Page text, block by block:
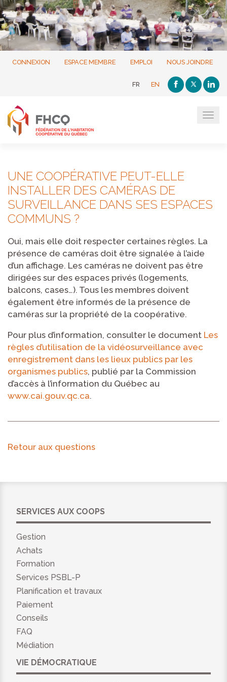
CONNEXION ESPACE MEMBRE EMPLOI NOUS JOINDRE
FR EN
UNE COOPÉRATIVE PEUT-ELLE
INSTALLER DES CAMÉRAS DE
SURVEILLANCE DANS SES ESPACES
COMMUNS ?
Oui, mais elle doit respecter certaines règles. La
présence de caméras doit être signalée à l’aide
d’un affichage. Les caméras ne doivent pas être
dirigées sur des espaces privés (logements,
balcons, cases…). Tous les membres doivent
également être informés de la présence de
caméras sur la propriété de la coopérative.
Pour plus d’information, consulter le document Les
règles d’utilisation de la vidéosurveillance avec
enregistrement dans les lieux publics par les
organismes publics, publié par la Commission
d’accès à l’information du Québec au
www.cai.gouv.qc.ca.
Retour aux questions
SERVICES AUX COOPS
Gestion
Achats
Formation
Services PSBL-P
Planification et travaux
Paiement
Conseils
FAQ
Médiation
VIE DÉMOCRATIQUE